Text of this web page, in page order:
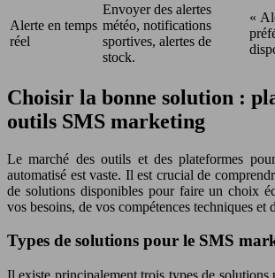
Alerte en temps
réel
Envoyer des alertes
météo, notifications
sportives, alertes de
stock.
«
Choisir la bonne solution :
outils SMS marketing
Le marché des outils et des plateformes
automatisé est vaste. Il est crucial de
de solutions disponibles pour faire un choix
vos besoins, de vos compétences techniques et
Types de solutions pour le SMS